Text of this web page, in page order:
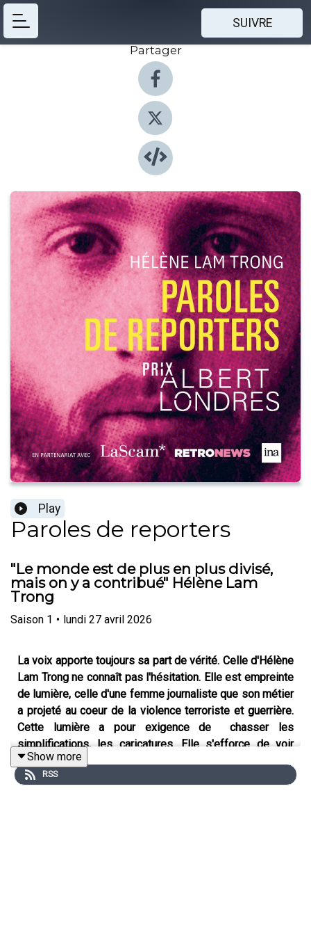
SUIVRE
Partager
Play
Paroles de reporters
"Le monde est de plus en plus divisé,
mais on y a contribué" Hélène Lam
Trong
Saison 1 • lundi 27 avril 2026
La voix apporte toujours sa part de vérité. Celle d'Hélène
Lam Trong ne connaît pas l'hésitation. Elle est empreinte
de lumière, celle d'une femme journaliste que son métier
a projeté au coeur de la violence terroriste et guerrière.
Cette lumière a pour exigence de chasser les
simplifications, les caricatures. Elle s'efforce de voir
plus largement, plus profondément. Et bien sûr, ce n'est
jamais facile...
Show more
RSS